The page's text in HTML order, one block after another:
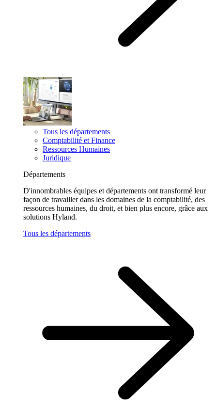
Tous les départements
Comptabilité et Finance
Ressources Humaines
Juridique
Départements
D'innombrables équipes et départements ont transformé leur
façon de travailler dans les domaines de la comptabilité, des
ressources humaines, du droit, et bien plus encore, grâce aux
solutions Hyland.
Tous les départements